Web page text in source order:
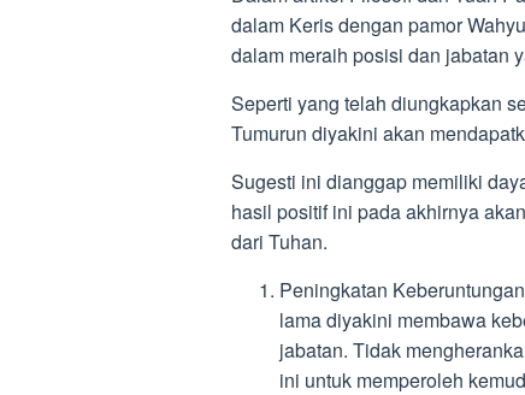
dalam Keris dengan pamor
dalam meraih posisi dan jabatan
Seperti yang telah diungkapkan
Tumurun diyakini akan
Sugesti ini dianggap memiliki
hasil positif ini pada akhirnya
dari Tuhan.
Peningkatan
lama diyakini membawa
jabatan. Tidak
ini untuk memperoleh